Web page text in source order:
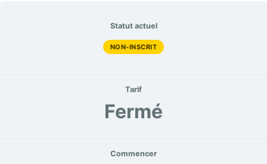
Statut actuel
NON-INSCRIT
Tarif
Fermé
Commencer